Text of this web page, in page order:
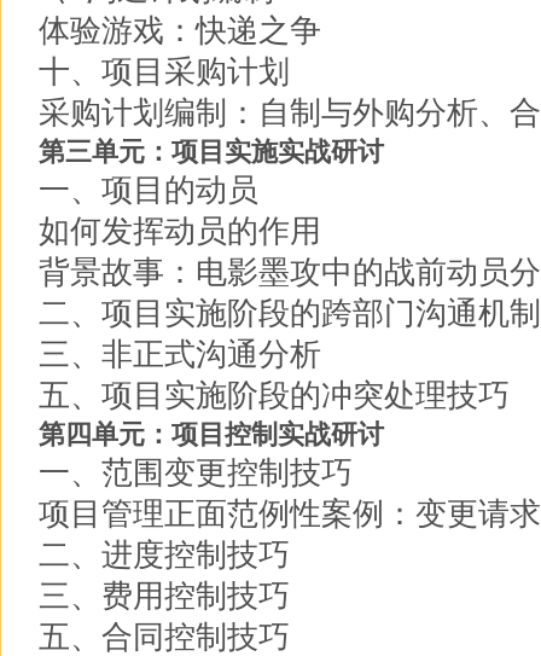
体验游戏：快递之争
十、项目采购计划
采购计划编制：自制与外购分析、
第三单元：项目实施实战研讨
一、项目的动员
如何发挥动员的作用
背景故事：电影墨攻中的战前动员
二、项目实施阶段的跨部门沟通机制
三、非正式沟通分析
五、项目实施阶段的冲突处理技巧
第四单元：项目控制实战研讨
一、范围变更控制技巧
项目管理正面范例性案例：变更请
二、进度控制技巧
三、费用控制技巧
五、合同控制技巧